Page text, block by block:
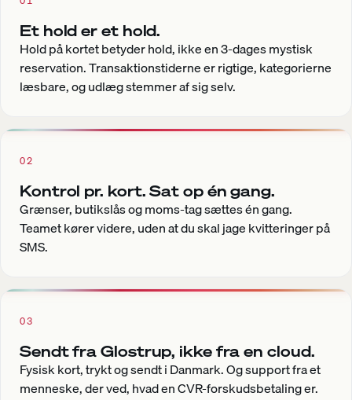
Et hold er et hold.
Hold på kortet betyder hold, ikke en 3-dages mystisk
reservation. Transaktionstiderne er rigtige, kategorierne
læsbare, og udlæg stemmer af sig selv.
02
Kontrol pr. kort. Sat op én gang.
Grænser, butikslås og moms-tag sættes én gang.
Teamet kører videre, uden at du skal jage kvitteringer på
SMS.
03
Sendt fra Glostrup, ikke fra en cloud.
Fysisk kort, trykt og sendt i Danmark. Og support fra et
menneske, der ved, hvad en CVR-forskudsbetaling er.